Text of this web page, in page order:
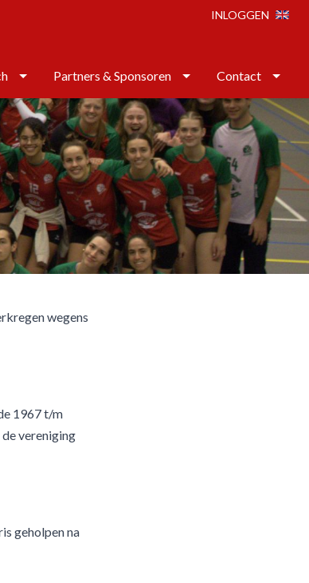
INLOGGEN
Partners & Sponsoren Contact
wegens
1967 t/m
vereniging
geholpen na